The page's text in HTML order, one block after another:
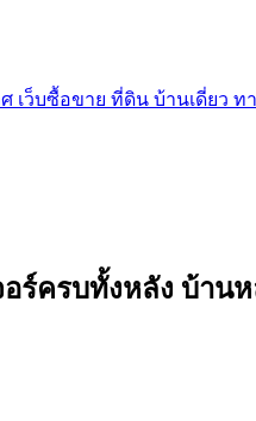
เว็บซื้อขาย ที่ดิน บ้านเดี่ยว
ร์ครบทั้งหลัง บ้านห